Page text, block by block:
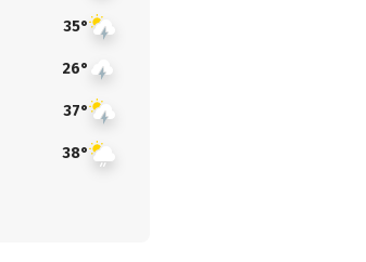
35°
26°
37°
38°